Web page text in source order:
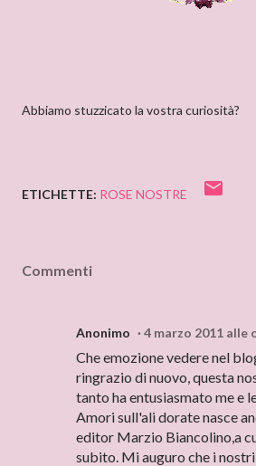
Abbiamo stuzzicato la vostra curiosità?
ETICHETTE: ROSE NOSTRE
Commenti
Anonimo 4 marzo 2011 alle
Che emozione vedere nel
ringrazio di nuovo, questa
tanto ha entusiasmato me e
Amori sull'ali dorate nasce
editor Marzio Biancolino,a
subito. Mi auguro che i